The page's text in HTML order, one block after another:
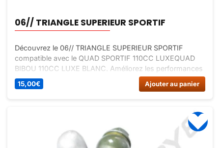
06// TRIANGLE SUPERIEUR SPORTIF
Découvrez le 06// TRIANGLE SUPERIEUR SPORTIF
compatible avec le QUAD SPORTIF 110CC LUXEQUAD
BIBOU 110CC LUXE BLANC. Améliorez les performances
de votre quad avec ce triangle supérieur sportif de
qualité.
15,00€ Ajouter au panier